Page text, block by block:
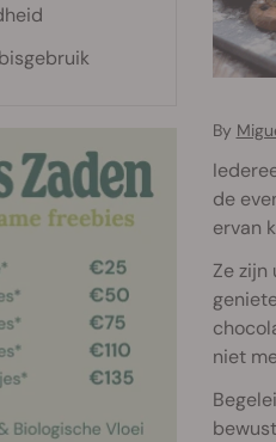
By
de
ervan
Ze
niet